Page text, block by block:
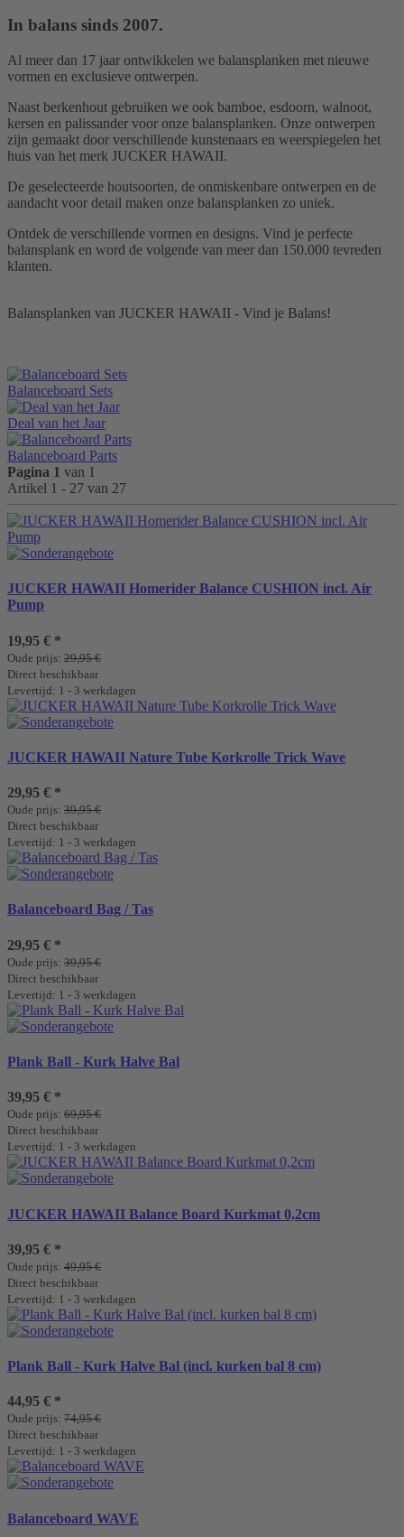
In balans sinds 2007.
Al meer dan 17 jaar ontwikkelen we balansplanken met nieuwe
vormen en exclusieve ontwerpen.
Naast berkenhout gebruiken we ook bamboe, esdoorn, walnoot,
kersen en palissander voor onze balansplanken. Onze ontwerpen
zijn gemaakt door verschillende kunstenaars en weerspiegelen het
huis van het merk JUCKER HAWAII.
De geselecteerde houtsoorten, de onmiskenbare ontwerpen en de
aandacht voor detail maken onze balansplanken zo uniek.
Ontdek de verschillende vormen en designs. Vind je perfecte
balansplank en word de volgende van meer dan 150.000 tevreden
klanten.
Balansplanken van JUCKER HAWAII - Vind je Balans!
Balanceboard Sets
Deal van het Jaar
Balanceboard Parts
Pagina 1 van 1
Artikel 1 - 27 van 27
JUCKER HAWAII Homerider Balance CUSHION incl. Air
Pump
19,95 € *
Oude prijs: 29,95 €
Direct beschikbaar
Levertijd: 1 - 3 werkdagen
JUCKER HAWAII Nature Tube Korkrolle Trick Wave
29,95 € *
Oude prijs: 39,95 €
Direct beschikbaar
Levertijd: 1 - 3 werkdagen
Balanceboard Bag / Tas
29,95 € *
Oude prijs: 39,95 €
Direct beschikbaar
Levertijd: 1 - 3 werkdagen
Plank Ball - Kurk Halve Bal
39,95 € *
Oude prijs: 69,95 €
Direct beschikbaar
Levertijd: 1 - 3 werkdagen
JUCKER HAWAII Balance Board Kurkmat 0,2cm
39,95 € *
Oude prijs: 49,95 €
Direct beschikbaar
Levertijd: 1 - 3 werkdagen
Plank Ball - Kurk Halve Bal (incl. kurken bal 8 cm)
44,95 € *
Oude prijs: 74,95 €
Direct beschikbaar
Levertijd: 1 - 3 werkdagen
Balanceboard WAVE